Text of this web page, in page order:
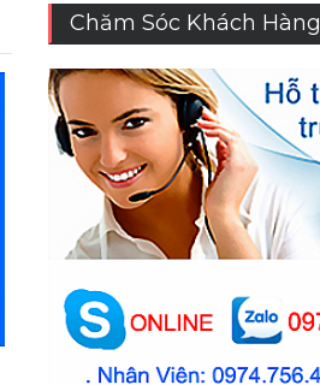
Chăm Sóc Khách Hàng